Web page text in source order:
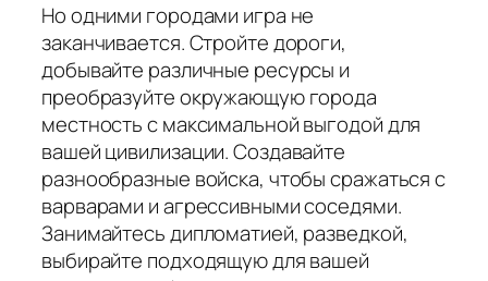
Но одними городами игра не
заканчивается. Стройте дороги,
добывайте различные ресурсы и
преобразуйте окружающую города
местность с максимальной выгодой для
вашей цивилизации. Создавайте
разнообразные войска, чтобы сражаться с
варварами и агрессивными соседями.
Занимайтесь дипломатией, разведкой,
выбирайте подходящую для вашей